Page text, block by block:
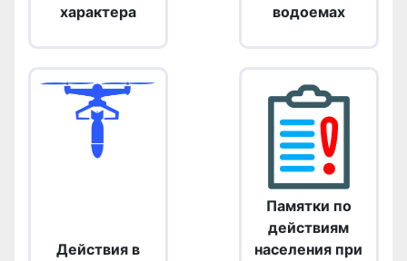
характера
водоемах
Действия в
Памятки по
действиям
населения при